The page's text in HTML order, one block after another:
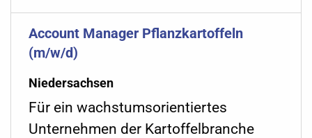
Account Manager Pflanzkartoffeln
(m/w/d)
Niedersachsen
Für ein wachstumsorientiertes
Unternehmen der Kartoffelbranche